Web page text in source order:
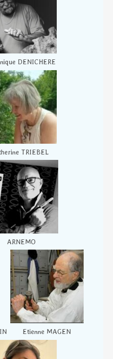
DENICHERE
TRIEBEL
ARNEMO
Etienne MAGEN